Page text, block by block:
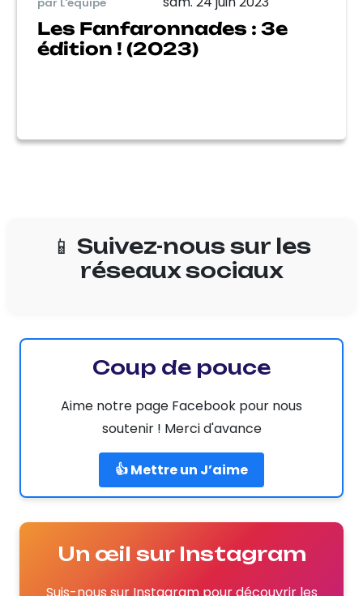
Les Fanfaronnades : 3e
édition ! (2023)
📱 Suivez-nous sur les
réseaux sociaux
Coup de pouce
Aime notre page Facebook pour nous
soutenir ! Merci d'avance
👍 Mettre un J’aime
Un œil sur Instagram